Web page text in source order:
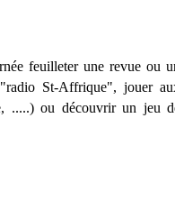
feuilleter une revue ou
St-Affrique", jouer
.....) ou découvrir un jeu